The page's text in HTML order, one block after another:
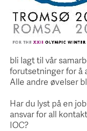
bli lagt til vår
forutsetninger for å
Alle andre øvelser
Har du lyst på en
ansvar for all
IOC?